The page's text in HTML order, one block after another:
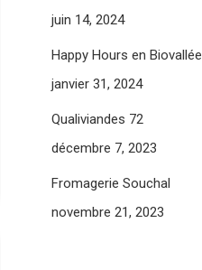
juin 14, 2024
Happy Hours en Biovallée
janvier 31, 2024
Qualiviandes 72
décembre 7, 2023
Fromagerie Souchal
novembre 21, 2023